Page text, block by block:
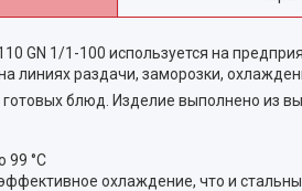
GN 1/1-100 используется на
линиях раздачи, заморозки,
готовых блюд. Изделие выполнено из
99 °С
охлаждение, что и